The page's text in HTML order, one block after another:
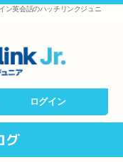
ン英会話のハッチリンクジュニ
ログイン
グ